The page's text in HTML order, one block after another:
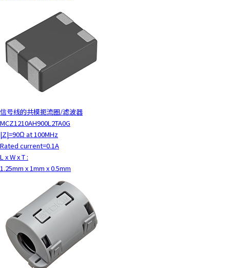
信号线的共模扼流圈/滤波器
MCZ1210AH900L2TA0G
|Z|=90Ω at 100MHz
Rated current=0.1A
L x W x T :
1.25mm x 1mm x 0.5mm